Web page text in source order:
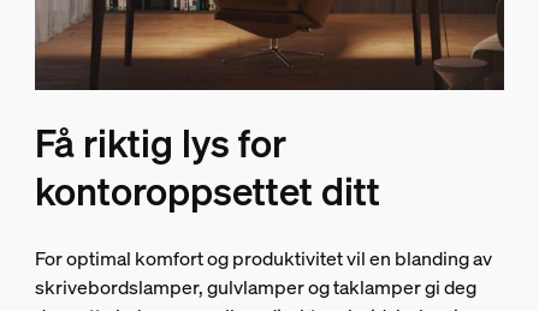
Få riktig lys for
kontoroppsettet ditt
For optimal komfort og produktivitet vil en blanding av
skrivebordslamper, gulvlamper og taklamper gi deg